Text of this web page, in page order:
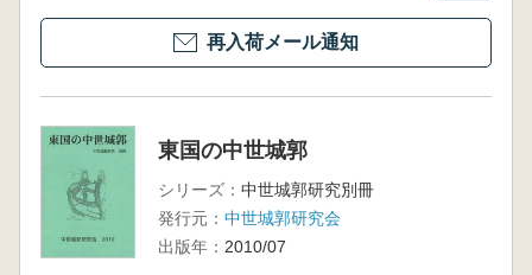
再入荷メール通知
東国の中世城郭
シリーズ： 中世城郭研究別冊
発行元： 中世城郭研究会
出版年： 2010/07